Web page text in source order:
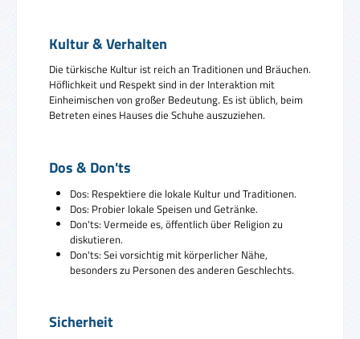
Kultur & Verhalten
Die türkische Kultur ist reich an Traditionen und Bräuchen.
Höflichkeit und Respekt sind in der Interaktion mit
Einheimischen von großer Bedeutung. Es ist üblich, beim
Betreten eines Hauses die Schuhe auszuziehen.
Dos & Don'ts
Dos: Respektiere die lokale Kultur und Traditionen.
Dos: Probier lokale Speisen und Getränke.
Don'ts: Vermeide es, öffentlich über Religion zu
diskutieren.
Don'ts: Sei vorsichtig mit körperlicher Nähe,
besonders zu Personen des anderen Geschlechts.
Sicherheit